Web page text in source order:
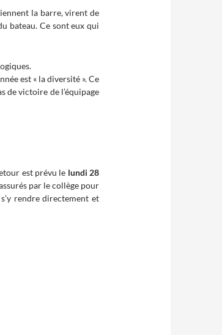
la barre, virent de
bateau. Ce sont eux qui
est « la diversité ». Ce
de victoire de l’équipage
est prévu le lundi 28
par le collège pour
rendre directement et